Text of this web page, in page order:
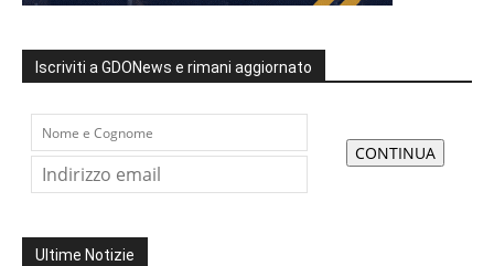
Iscriviti a GDONews e rimani aggiornato
Ultime Notizie